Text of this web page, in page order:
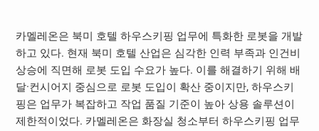
카멜레온은 북미 호텔 하우스키핑 업무에 특화한 로봇을 개발
하고 있다. 현재 북미 호텔 산업은 심각한 인력 부족과 인건비
상승에 직면해 로봇 도입 수요가 높다. 이를 해결하기 위해 배
달·컨시어지 중심으로 로봇 도입이 확산 중이지만, 하우스키
핑은 업무가 복잡하고 작업 품질 기준이 높아 상용 솔루션이
제한적이었다. 카멜레온은 화장실 청소부터 하우스키핑 업무